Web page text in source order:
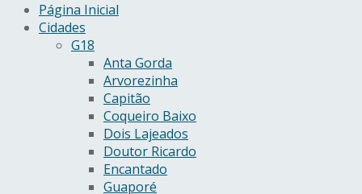
Página Inicial
Cidades
G18
Anta Gorda
Arvorezinha
Capitão
Coqueiro Baixo
Dois Lajeados
Doutor Ricardo
Encantado
Guaporé